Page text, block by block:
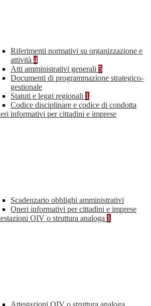
Riferimenti normativi su organizzazione e
attività 4
Atti amministrativi generali 5
Documenti di programmazione strategico-
gestionale
Statuti e leggi regionali 1
Codice disciplinare e codice di condotta
informativi per cittadini e imprese
Scadenzario obblighi amministrativi
Oneri informativi per cittadini e imprese
OIV o struttura analoga 1